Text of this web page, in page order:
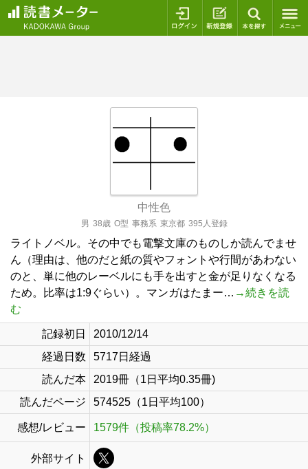
ログイン 新規登録
中性色
男 38歳 O型 事務系 東京都 395人登録
ライトノベル。その中でも電撃文庫のものしか読んでませ
ん（理由は、他のだと紙の質やフォントや行間があわない
のと、単に他のレーベルにも手を出すと金が足りなくなる
ため。比率は1:9ぐらい）。マンガはたまー… →続きを読
む
記録初日
2010/12/14
経過日数
5717日経過
読んだ本
2019冊（1日平均0.35冊)
読んだページ
574525（1日平均100）
感想/レビュー 1579件（投稿率78.2%）
外部サイト